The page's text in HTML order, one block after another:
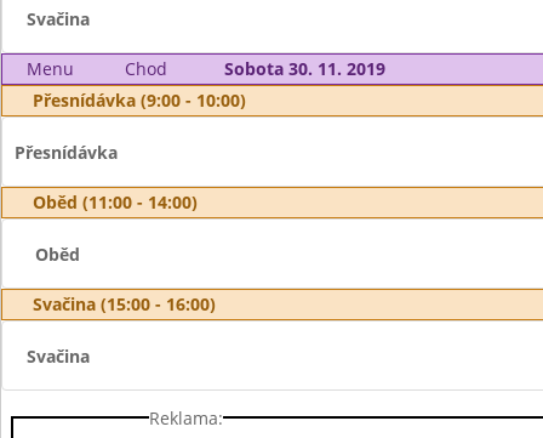
Svačina
Menu Chod
Sobota 30. 11. 2019
Přesnídávka (9:00 - 10:00)
Přesnídávka
Oběd (11:00 - 14:00)
Oběd
Svačina (15:00 - 16:00)
Svačina
Reklama: